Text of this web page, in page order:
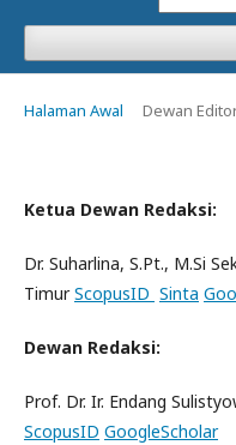
Halaman Awal Dewan
Ketua Dewan Redaksi:
Dr. Suharlina, S.Pt., M.Si
TimurScopusID Sinta
Dewan Redaksi:
Prof. Dr. Ir. Endang
ScopusID GoogleScholar